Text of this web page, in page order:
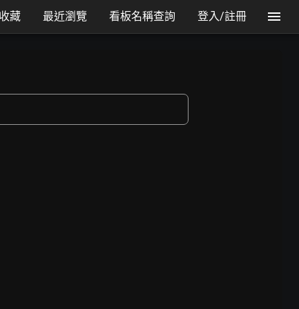
藏 最近瀏覽 看板名稱查詢 登入/註冊